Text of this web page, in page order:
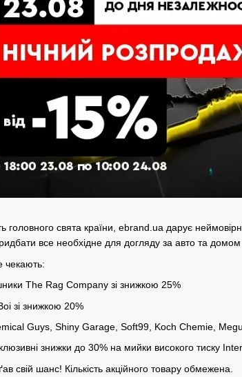
головного свята країни, ebrand.ua дарує
все необхідне для догляду за авто та
чекають:
The Rag Company зі знижкою 25%
зі знижкою 20%
Guys, Shiny Garage, Soft99, Koch Chemie,
знижки до 30% на мийки високого тиску
свій шанс! Кількість акційного товару обмежена.